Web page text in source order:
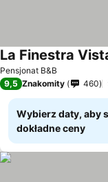
Pensjonat B&B
La Finestra
9,5 Znakomity 460
Wybierz daty, aby
dokładne ceny